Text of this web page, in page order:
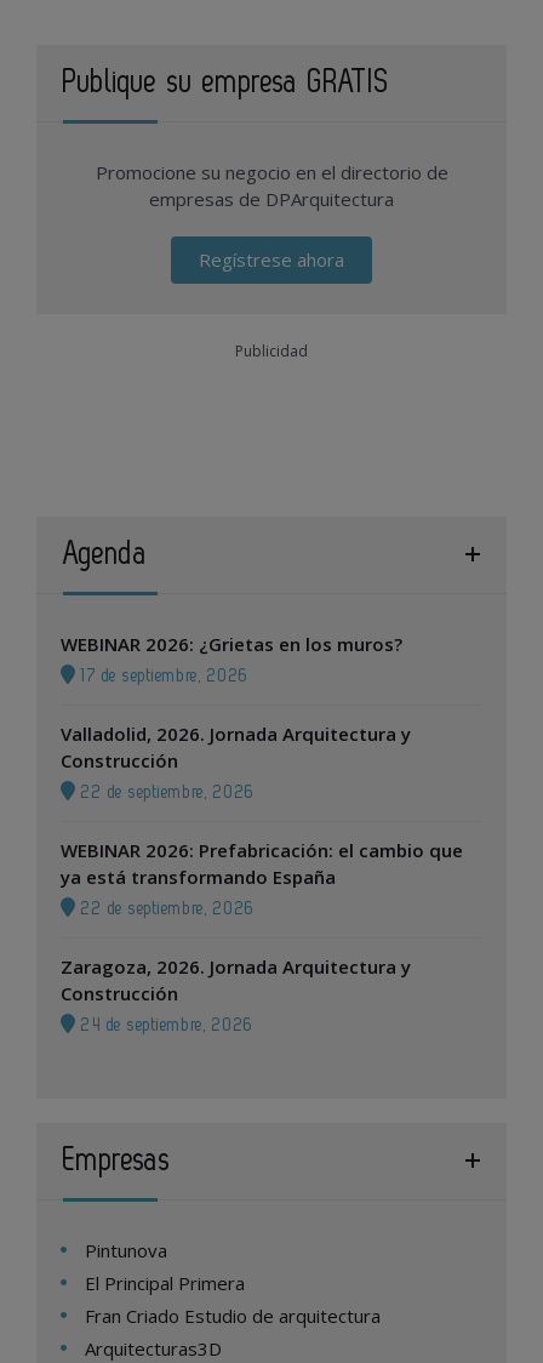
Publique su empresa GRATIS
Promocione su negocio en el directorio de
empresas de DPArquitectura
Regístrese ahora
Publicidad
Agenda
WEBINAR 2026: ¿Grietas en los muros?
17 de septiembre, 2026
Valladolid, 2026. Jornada Arquitectura y
Construcción
22 de septiembre, 2026
WEBINAR 2026: Prefabricación: el cambio que
ya está transformando España
22 de septiembre, 2026
Zaragoza, 2026. Jornada Arquitectura y
Construcción
24 de septiembre, 2026
Empresas
Pintunova
El Principal Primera
Fran Criado Estudio de arquitectura
Arquitecturas3D